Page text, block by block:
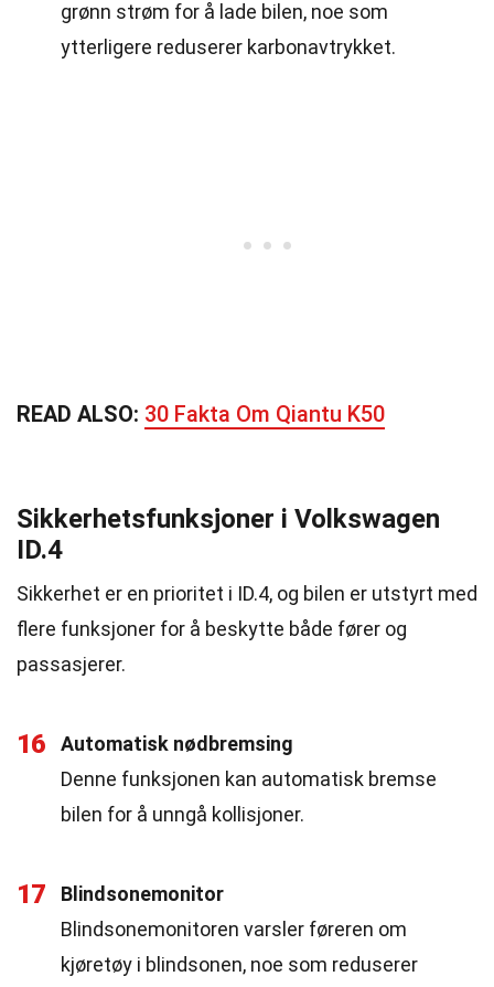
grønn strøm for å lade bilen, noe som
ytterligere reduserer karbonavtrykket.
READ ALSO: 30 Fakta Om Qiantu K50
Sikkerhetsfunksjoner i Volkswagen
ID.4
Sikkerhet er en prioritet i ID.4, og bilen er utstyrt med
flere funksjoner for å beskytte både fører og
passasjerer.
16
Automatisk nødbremsing
Denne funksjonen kan automatisk bremse
bilen for å unngå kollisjoner.
17
Blindsonemonitor
Blindsonemonitoren varsler føreren om
kjøretøy i blindsonen, noe som reduserer